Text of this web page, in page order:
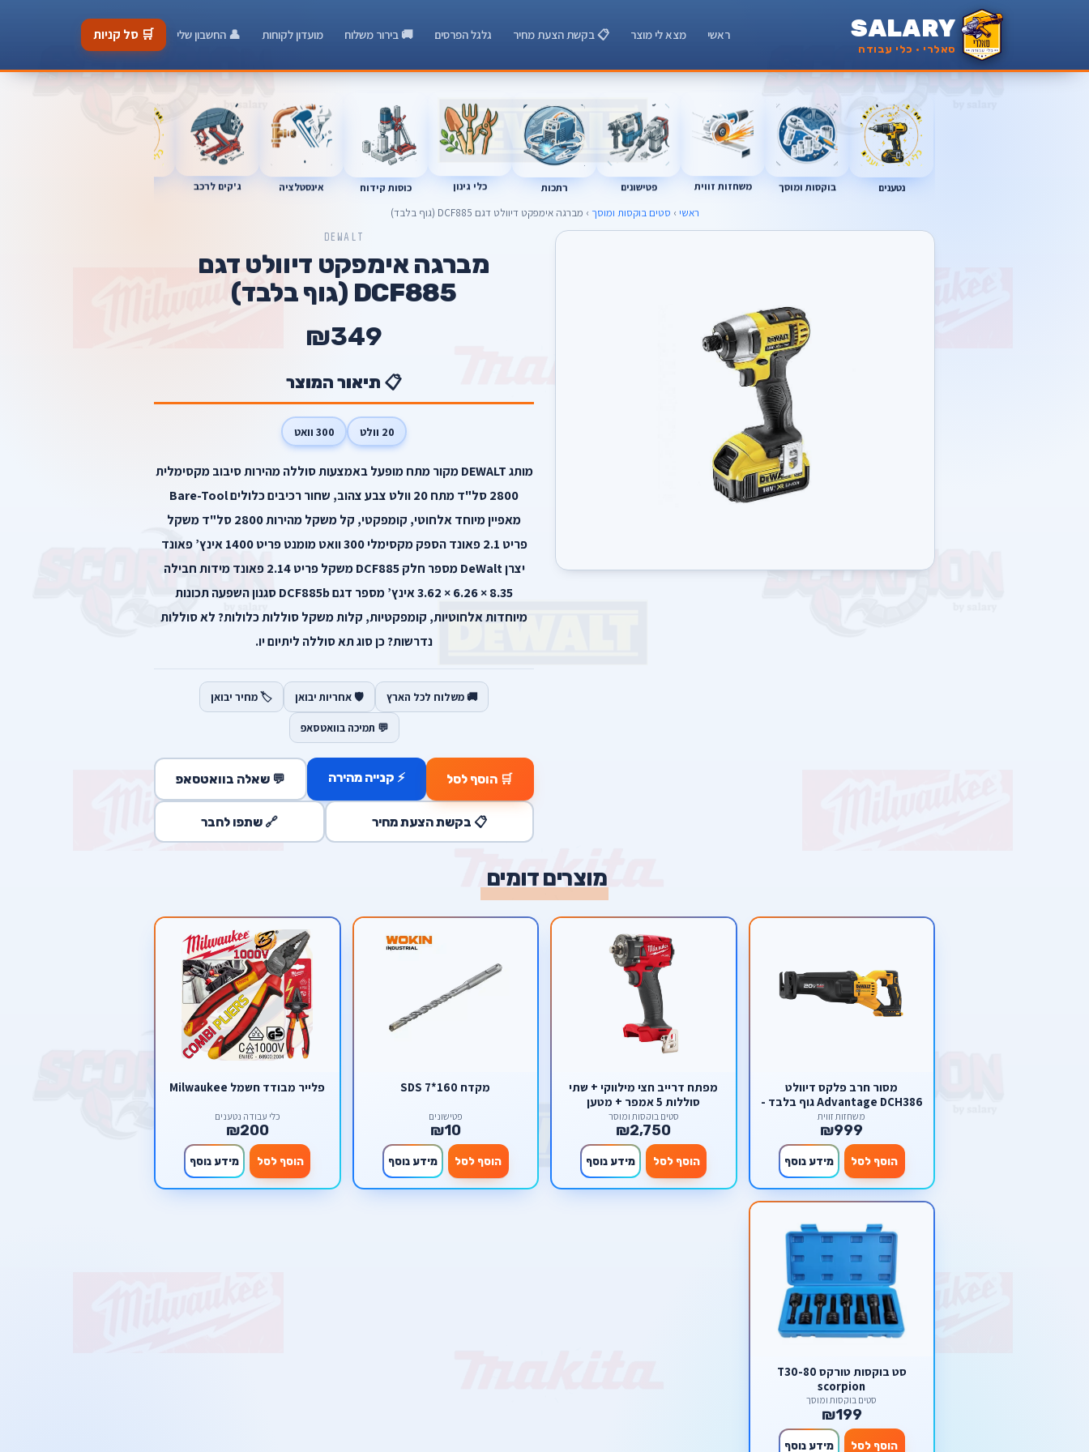
SALARY
סאלרי · כלי עבודה
ראשי מצא לי מוצר 📋 בקשת הצעת מחיר גלגל הפרסים 🚚 בירור משלוח מועדון לקוחות 👤 החשבון שלי 🛒 סל קניות
נטענים בוקסות ומוסך משחזות זווית פטישונים רתכות כלי גינון כוסות קידוח אינסטלציה ג'קים לרכב
ראשי › סטים בוקסות ומוסך › מברגה אימפקט דיוולט דגם DCF885 (גוף בלבד)
DEWALT
מברגה אימפקט דיוולט דגם
DCF885 (גוף בלבד)
₪349
📋 תיאור המוצר
20 וולט 300 וואט
מותג DEWALT מקור מתח מופעל באמצעות סוללה מהירות סיבוב מקסימלית
2800 סל"ד מתח 20 וולט צבע צהוב, שחור רכיבים כלולים ‎Bare-Tool
מאפיין מיוחד אלחוטי, קומפקטי, קל משקל מהירות 2800 סל"ד משקל
פריט ‎2.1 פאונד הספק מקסימלי 300 וואט מומנט פריט ‎1400 אינץ’ פאונד
יצרן DeWalt מספר חלק DCF885 משקל פריט 2.14 פאונד מידות חבילה
8.35 × 6.26 × 3.62 אינץ’ מספר דגם DCF885b סגנון השפעה תכונות
מיוחדות אלחוטיות, קומפקטיות, קלות משקל סוללות כלולות? לא סוללות
נדרשות? כן סוג תא סוללה ליתיום יו.
🚚 משלוח לכל הארץ 🛡️ אחריות יבואן 🏷️ מחיר יבואן
💬 תמיכה בוואטסאפ
🛒 הוסף לסל ⚡ קנייה מהירה 💬 שאלה בוואטסאפ
📋 בקשת הצעת מחיר 🔗 שתפו לחבר
מוצרים דומים
מסור חרב פלקס דיוולט
Advantage DCH386 גוף בלבד -
FLEX ADVANTAGE
משחזות זווית
₪999
הוסף לסל מידע נוסף
מפתח דרייב חצי מילווקי + שתי
סוללות 5 אמפר + מטען
סטים בוקסות ומוסך
₪2,750
הוסף לסל מידע נוסף
מקדח SDS 7*160
פטישונים
₪10
הוסף לסל מידע נוסף
פלייר מבודד חשמל Milwaukee
כלי עבודה נטענים
₪200
הוסף לסל מידע נוסף
סט בוקסות טורקס T30-80
scorpion
סטים בוקסות ומוסך
₪199
הוסף לסל מידע נוסף